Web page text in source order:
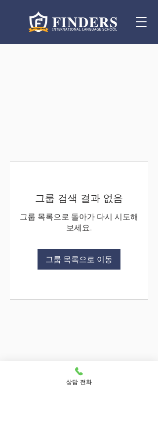
그룹 검색 결과 없음
그룹 목록으로 돌아가 다시 시도해
보세요.
그룹 목록으로 이동
상담 전화